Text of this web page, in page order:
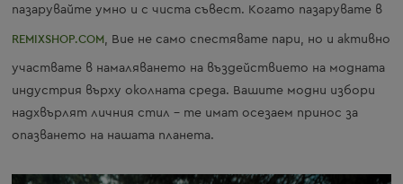
пазарувайте умно и с чиста съвест. Когато пазарувате в
REMIXSHOP.COM, Вие не само спестявате пари, но и активно
участвате в намаляването на въздействието на модната
индустрия върху околната среда. Вашите модни избори
надхвърлят личния стил – те имат осезаем принос за
опазването на нашата планета.